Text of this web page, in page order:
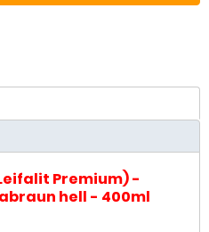
Premium)-
hell - 400ml